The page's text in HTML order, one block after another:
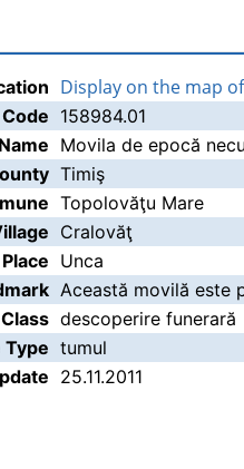
Display on the map
158984.01
Name Movila de epocă
Timiş
Topolovăţu Mare
Cralovăţ
Place Unca
Această movilă este
descoperire funerară
Type tumul
25.11.2011